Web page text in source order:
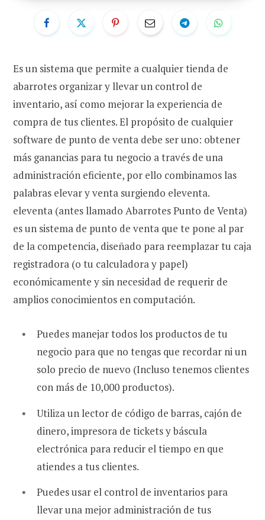
Es un sistema que permite a cualquier tienda de
abarrotes organizar y llevar un control de
inventario, así como mejorar la experiencia de
compra de tus clientes. El propósito de cualquier
software de punto de venta debe ser uno: obtener
más ganancias para tu negocio a través de una
administración eficiente, por ello combinamos las
palabras elevar y venta surgiendo eleventa.
eleventa (antes llamado Abarrotes Punto de Venta)
es un sistema de punto de venta que te pone al par
de la competencia, diseñado para reemplazar tu caja
registradora (o tu calculadora y papel)
económicamente y sin necesidad de requerir de
amplios conocimientos en computación.
Puedes manejar todos los productos de tu
negocio para que no tengas que recordar ni un
solo precio de nuevo (Incluso tenemos clientes
con más de 10,000 productos).
Utiliza un lector de código de barras, cajón de
dinero, impresora de tickets y báscula
electrónica para reducir el tiempo en que
atiendes a tus clientes.
Puedes usar el control de inventarios para
llevar una mejor administración de tus